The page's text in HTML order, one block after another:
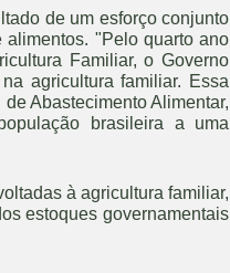
de um esforço conjunto
"Pelo quarto ano
Familiar, o Governo
agricultura familiar. Essa
Abastecimento Alimentar,
brasileira a uma
à agricultura familiar,
estoques governamentais